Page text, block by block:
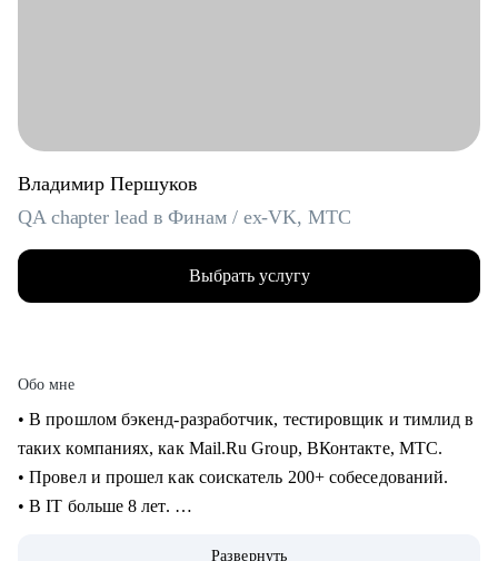
Владимир Першуков
QA chapter lead в Финам / ex-VK, МТС
Выбрать услугу
Обо мне
• В прошлом бэкенд-разработчик, тестировщик и тимлид в
таких компаниях, как Mail.Ru Group, ВКонтакте, МТС.
• Провел и прошел как соискатель 200+ собеседований.
• В IT больше 8 лет.
Развернуть